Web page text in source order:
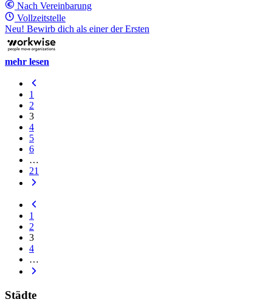
Nach Vereinbarung
Vollzeitstelle
Neu! Bewirb dich als einer der Ersten
mehr lesen
1
2
3
4
5
6
…
21
1
2
3
4
…
Städte